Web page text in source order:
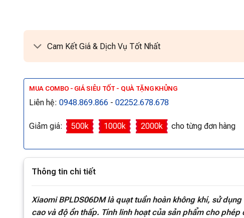
Cam Kết Giá & Dịch Vụ Tốt Nhất
MUA COMBO - GIÁ SIÊU TỐT - QUÀ TẶNG KHỦNG
Liên hệ: 0948.869.866 - 02252.678.678
Giảm giá: 500k 1000k 2000k cho từng đơn hàng
Thông tin chi tiết
Xiaomi BPLDS06DM là quạt tuần hoàn không khí, sử
cao và độ ồn thấp. Tính linh hoạt của sản phẩm cho